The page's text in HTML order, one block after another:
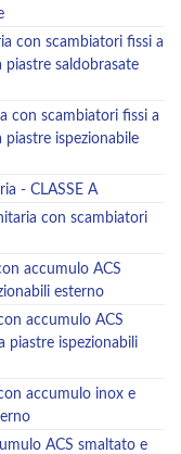
con scambiatori fissi a
piastre saldobrasate
con scambiatori fissi a
ispezionabile
- CLASSE A
con scambiatori
accumulo ACS
esterno
accumulo ACS
piastre ispezionabili
accumulo inox e
ACS smaltato e